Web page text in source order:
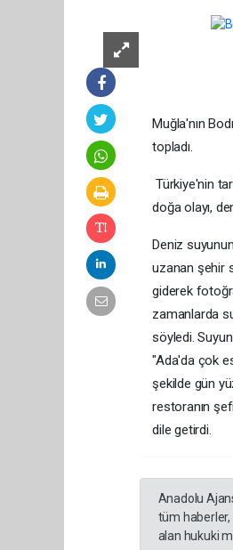
Muğla'nın
topladı.
Türkiye'nin
doğa olayı,
Deniz
uzanan şehir
giderek
zamanlarda
söyledi.
"Ada'da çok
şekilde gün
restoranın
dile getirdi.
Anadolu
tüm
alan hukuki